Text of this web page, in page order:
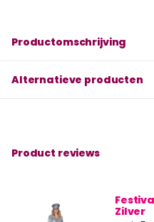
Productomschrijving
Alternatieve producten
Product reviews
Zilver